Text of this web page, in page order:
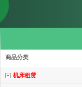
商品分类
机床租赁